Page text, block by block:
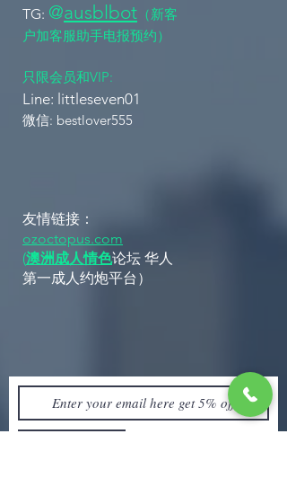
TG: @ausblbot （新客
户加客服助手电报预约）
​只限会员和VIP:
Line: littleseven01 ​​
​​微信: bestlover555
友情链接：
ozoctopus.com
(澳洲成人情色论坛 华人
第一成人约炮平台）